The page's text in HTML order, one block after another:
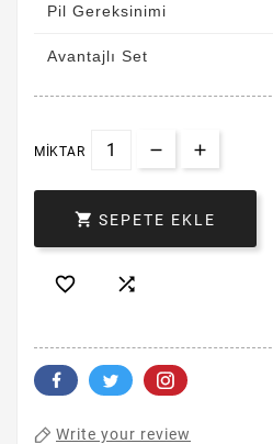
Pil Gereksinimi
Avantajlı Set
MIKTAR
 SEPETE EKLE
 
Write your review